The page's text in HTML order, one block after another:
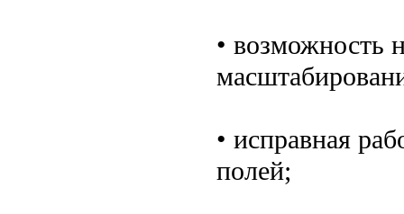
• возможность
• исправная
полей;